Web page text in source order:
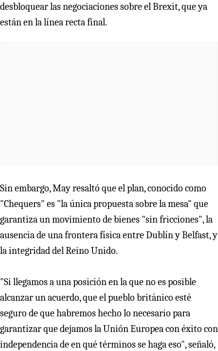
desbloquear las negociaciones sobre el Brexit, que ya
están en la línea recta final.
Sin embargo, May resaltó que el plan, conocido como
"Chequers" es "la única propuesta sobre la mesa" que
garantiza un movimiento de bienes "sin fricciones", la
ausencia de una frontera física entre Dublín y Belfast, y
la integridad del Reino Unido.
"Si llegamos a una posición en la que no es posible
alcanzar un acuerdo, que el pueblo británico esté
seguro de que habremos hecho lo necesario para
garantizar que dejamos la Unión Europea con éxito con
independencia de en qué términos se haga eso", señaló,